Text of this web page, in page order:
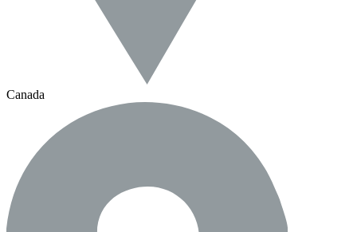
Canada